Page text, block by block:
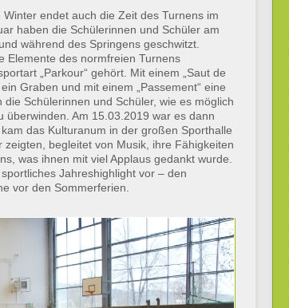
endet auch die Zeit des Turnens im
haben die Schülerinnen und Schüler am
während des Springens geschwitzt.
Elemente des normfreien Turnens
„Parkour“ gehört. Mit einem „Saut de
Graben und mit einem „Passement“ eine
Schülerinnen und Schüler, wie es möglich
überwinden. Am 15.03.2019 war es dann
das Kulturanum in der großen Sporthalle
begleitet von Musik, ihre Fähigkeiten
was ihnen mit viel Applaus gedankt wurde.
Jahreshighlight vor – den
vor den Sommerferien.